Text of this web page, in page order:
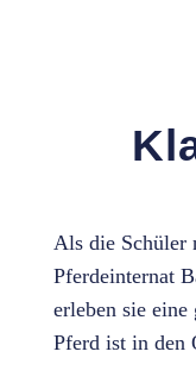
Als die Schüler
Pferdeinternat
erleben sie eine
Pferd ist in den